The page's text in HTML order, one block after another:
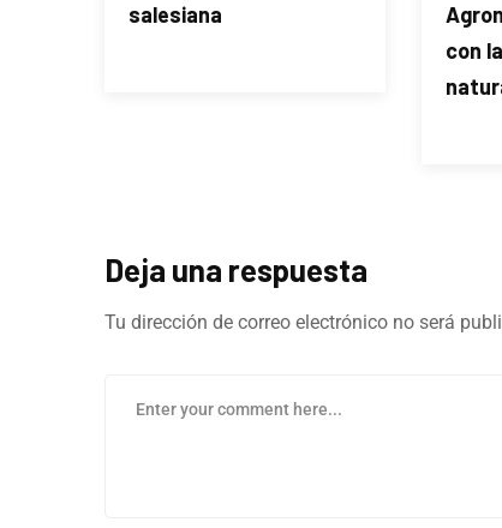
salesiana
con
Deja una respuesta
Tu dirección de correo electrónico no será